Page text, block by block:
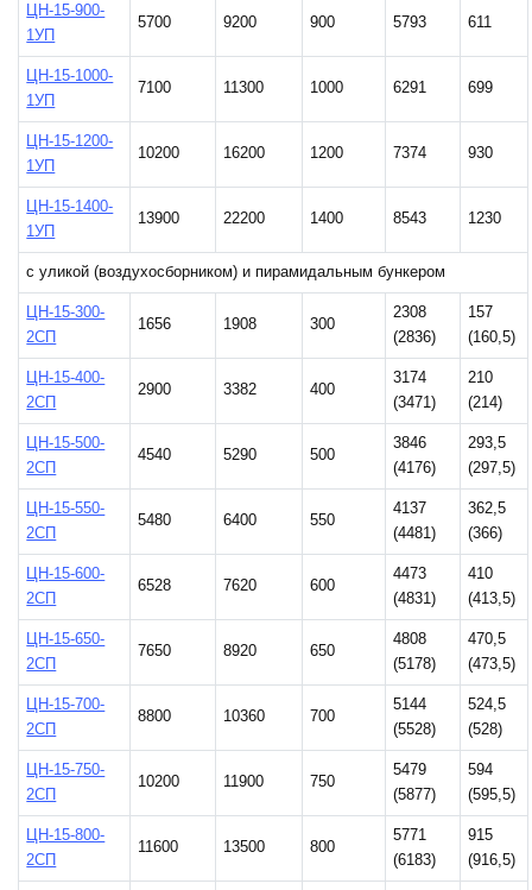
ЦН-15-900-
1УП
5700 9200 900 5793 611
ЦН-15-1000-
1УП
7100 11300 1000 6291 699
ЦН-15-1200-
1УП
10200 16200 1200 7374 930
ЦН-15-1400-
1УП
13900 22200 1400 8543 1230
с уликой (воздухосборником) и пирамидальным бункером
ЦН-15-300-
2СП
1656 1908 300
2308
(2836)
157
(160,5)
ЦН-15-400-
2СП
2900 3382 400
3174
(3471)
210
(214)
ЦН-15-500-
2СП
4540 5290 500
3846
(4176)
293,5
(297,5)
ЦН-15-550-
2СП
5480 6400 550
4137
(4481)
362,5
(366)
ЦН-15-600-
2СП
6528 7620 600
4473
(4831)
410
(413,5)
ЦН-15-650-
2СП
7650 8920 650
4808
(5178)
470,5
(473,5)
ЦН-15-700-
2СП
8800 10360 700
5144
(5528)
524,5
(528)
ЦН-15-750-
2СП
10200 11900 750
5479
(5877)
594
(595,5)
ЦН-15-800-
2СП
11600 13500 800
5771
(6183)
915
(916,5)